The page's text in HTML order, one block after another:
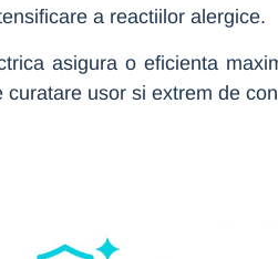
a reactiilor alergice.
asigura o eficienta
curatare usor si extrem de